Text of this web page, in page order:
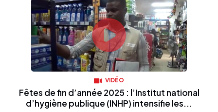
VIDÉO
Fêtes de fin d’année 2025 : l’Institut national
d’hygiène publique (INHP) intensifie les...